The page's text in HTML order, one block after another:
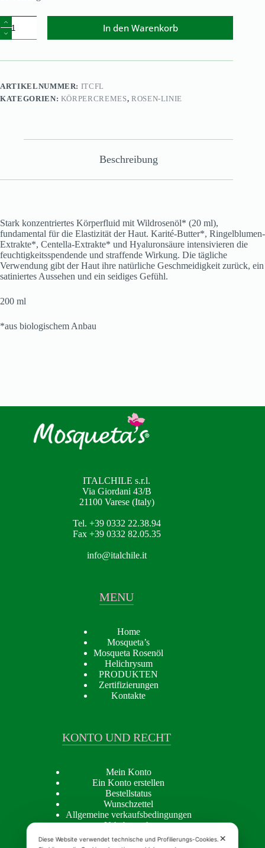
In den Warenkorb
ARTIKELNUMMER: ITCFL
KATEGORIEN: KÖRPERCREMES, ROSEN-LINIE
Beschreibung
Stark konzentriertes Körperfluid mit Wildrosenöl* (20 ml),
fundamental für die Elastizität der Haut. Karité-Butter*, Ringelblumen-
Extrakte*, Centella-Extrakte* und Hyaluronsäure intensivieren die
feuchtigkeitsspendende und straffende Wirkung. Die tägliche
Verwendung gibt der Haut ihre natürliche Geschmeidigkeit zurück, ein
satiniertes Aussehen und ein seidiges Gefühl.
200 ml
*aus biologischem Anbau
ITALCHILE s.r.l.
Via Giordani 43/B
21100 Varese (Italy)
Tel. +39 0332 22.38.94
Fax +39 0332 82.05.35
info@italchile.it
MENU
Home
Mosqueta’s
Mosqueta Rosenöl
Helichrysum
PRODUKTEN
Zertifizierungen
Kontakte
KONTO UND RECHT
Mein Konto
Ein Konto erstellen
Bestellstatus
Wunschzettel
Allgemeine verkaufsbedingungen
Urheberrecht
Privacy policy
✕
Diese Website verwendet technische und Profilierungs-Cookies.